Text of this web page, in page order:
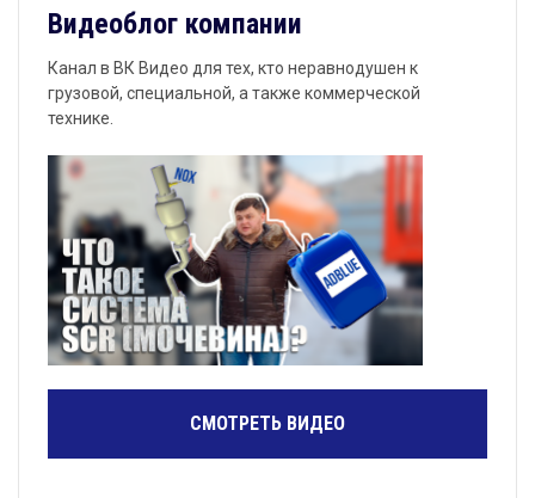
Видеоблог компании
Канал в ВК Видео для тех, кто неравнодушен к
грузовой, специальной, а также коммерческой
технике.
СМОТРЕТЬ ВИДЕО